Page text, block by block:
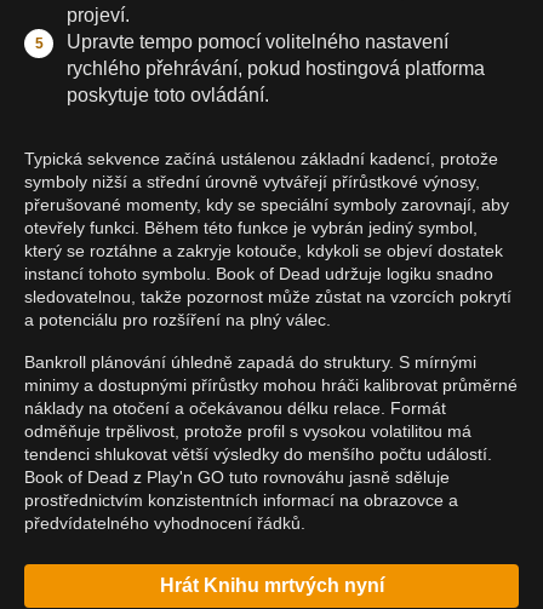
projeví.
Upravte tempo pomocí volitelného nastavení
rychlého přehrávání, pokud hostingová platforma
poskytuje toto ovládání.
Typická sekvence začíná ustálenou základní kadencí, protože
symboly nižší a střední úrovně vytvářejí přírůstkové výnosy,
přerušované momenty, kdy se speciální symboly zarovnají, aby
otevřely funkci. Během této funkce je vybrán jediný symbol,
který se roztáhne a zakryje kotouče, kdykoli se objeví dostatek
instancí tohoto symbolu. Book of Dead udržuje logiku snadno
sledovatelnou, takže pozornost může zůstat na vzorcích pokrytí
a potenciálu pro rozšíření na plný válec.
Bankroll plánování úhledně zapadá do struktury. S mírnými
minimy a dostupnými přírůstky mohou hráči kalibrovat průměrné
náklady na otočení a očekávanou délku relace. Formát
odměňuje trpělivost, protože profil s vysokou volatilitou má
tendenci shlukovat větší výsledky do menšího počtu událostí.
Book of Dead z Play'n GO tuto rovnováhu jasně sděluje
prostřednictvím konzistentních informací na obrazovce a
předvídatelného vyhodnocení řádků.
Hrát Knihu mrtvých nyní